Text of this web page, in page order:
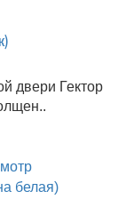
двери Гектор